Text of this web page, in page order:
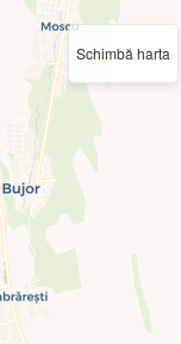
Schimbă harta